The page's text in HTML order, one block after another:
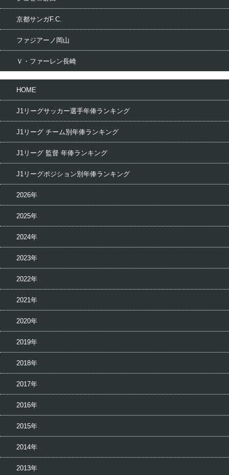
京都サンガF.C.
ファジアーノ岡山
Ｖ・ファーレン長崎
HOME
J1リーグサッカー選手年俸ランキング
J1リーグ チーム別年俸ランキング
J1リーグ 監督 年俸ランキング
J1リーグポジション別年俸ランキング
2026年
2025年
2024年
2023年
2022年
2021年
2020年
2019年
2018年
2017年
2016年
2015年
2014年
2013年